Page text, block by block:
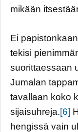
mikään
Ei
tekisi
suorittaessaan
Jumalan
tavallaan koko
sijaisuhreja.[6]
hengissä vain